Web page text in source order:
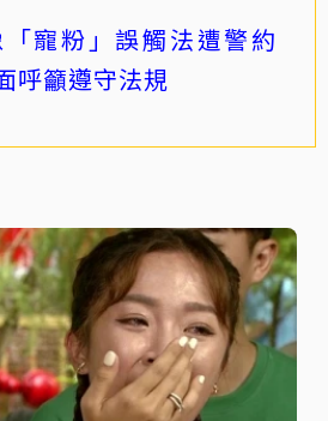
寵粉」誤觸法遭警約
呼籲遵守法規